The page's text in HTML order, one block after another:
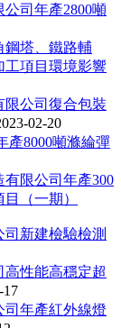
公司年產2800噸
鋼塔、鐵路輔
工項目環境影響
限公司復合包裝
02-20
產8000噸滌綸彈
有限公司年產300
（一期）
司新建檢驗檢測
高性能高穩定超
17
司年產紅外線燈